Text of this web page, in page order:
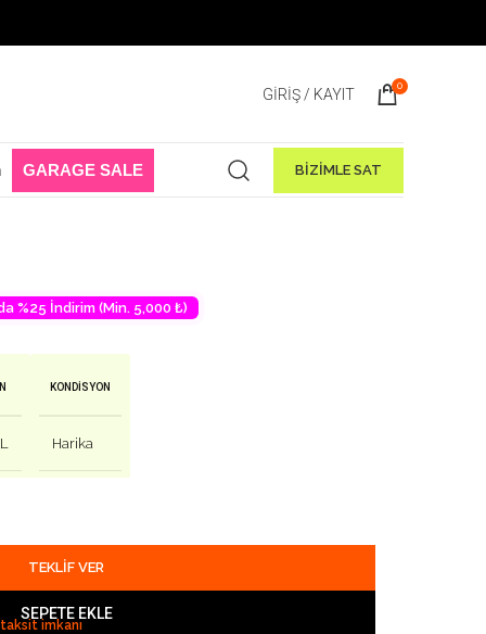
1 Ağustos - 31 Ağustos 2026
GIRIŞ / KAYIT 0
GARAGE SALE BİZİMLE SAT
%25 İndirim (Min. 5,000 ₺)
KONDISYON
Harika
TEKLIF VER
SEPETE EKLE
imkanı